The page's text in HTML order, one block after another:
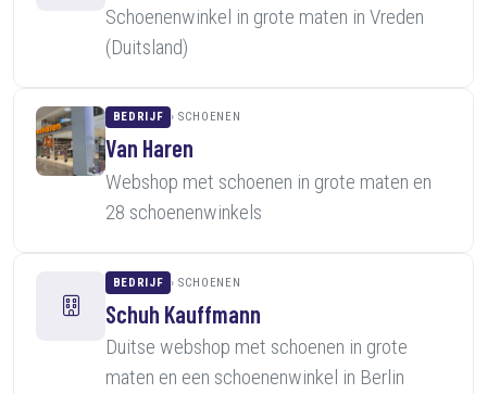
Schoenenwinkel in grote maten in Vreden
(Duitsland)
BEDRIJF SCHOENEN
Van Haren
Webshop met schoenen in grote maten en
28 schoenenwinkels
BEDRIJF SCHOENEN
Schuh Kauffmann
Duitse webshop met schoenen in grote
maten en een schoenenwinkel in Berlin